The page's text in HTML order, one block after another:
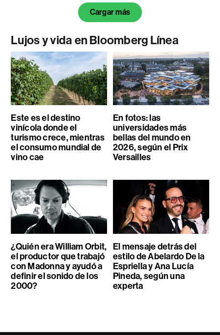
Cargar más
Lujos y vida en Bloomberg Línea
Este es el destino
vinícola donde el
turismo crece, mientras
el consumo mundial de
vino cae
En fotos: las
universidades más
bellas del mundo en
2026, según el Prix
Versailles
¿Quién era William Orbit,
el productor que trabajó
con Madonna y ayudó a
definir el sonido de los
2000?
El mensaje detrás del
estilo de Abelardo De la
Espriella y Ana Lucía
Pineda, según una
experta